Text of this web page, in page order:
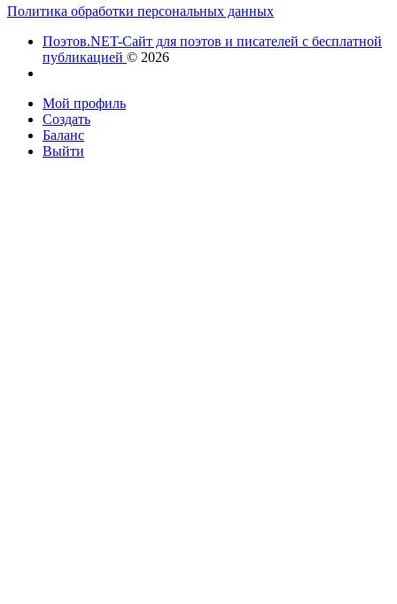
Политика обработки персональных данных
Поэтов.NET-Сайт для поэтов и писателей с бесплатной
публикацией © 2026
Мой профиль
Создать
Баланс
Выйти